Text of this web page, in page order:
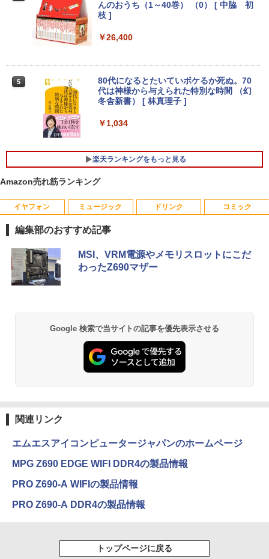
Pad X280/第8世代 Core i5/メモリ:8GB/
SSD:256GB/512GB/1TB/12.5型/Webカ
C/中古 パソコン 中古PC 中古ノートパソ
￥26,800
l N5095 FHD1920*1080IPS液晶 最大メ
ボード/Webカメラ /USB 3.0 /HDMI 5GW
IFI Bluetooth ノートパソコン
￥32,800
5
【マラソンP5倍/10%オフクーポン】中古
10世代 Core i5 メモリ16GB SSD256GB
Bluetooth HDMI カメラ Wi-Fi 15.6イン
チ Windows 11 Pro 送料無料 保証付き
線LAN DVD ドライブ 4K対応 省スペース
中古PC 整備済み品 90日保証 送料無料
￥28,800
4
【全品最大2500円OFFクーポン】【22イ
ンチ 液晶+新品キーボード＆新品無線マ
ウスセット】HP EliteDesk 800 G1 SFF
付き Windows11 メモリ8GB/16GB SSD
￥27,999
5
【正規永久版Office付き】NiPoGi ミニp
c Intel N5030 最大3.1Hz mini pc Windo
ws11 Pro 12GB+256GB SSD (4TB拡大
ニパソコン豊富なインターフェース USB
3.2/HDMI 2.0×2 高速2.4G/5GWi-Fi BT4.
2 省電力 小型パソコン
SB ポート/VESAマウント/スピーカー内
蔵/リモコン
￥12,149
4
アイ・オー・データ ワイド液晶ディスプ
レイ 21.5/23.8/27型 1920×1080/アナロ
グRGB HDMI/ブラック/スピーカー：あ
辺フレームレス
スプレイ フルHD(1920x1080) IPSパネル
VA249QGZ [23.8インチ]【PCモニター・
液晶ディスプレイ】【送料無料】
んのおうち（1～40巻） （0） [ 中脇 初
枝 ]
￥26,400
5
80代になるとたいていボケるか死ぬ。70
代は神様から与えられた特別な時間 （幻
冬舎新書） [ 林真理子 ]
￥1,034
楽天ランキングをもっと見る
Amazon売れ筋ランキング
イヤフォン
Anker Soundcore P40i オフホワイト
￥7,990
Anker Soundcore P31i ブラック
￥5,990
【2026年アップグレード版】AOKIMI ワイヤ
レスイヤホン bluetooth イヤホン V12 小型
軽量 ブルートゥースHi-Fi 最大36時間再生 ぶ
るーとゅーす コードレス ENCノイズキャン
学/WEB会議(ホワイト)
ミュージック
BRUCE WAYNE feat. Flo Milli, ATL Jacob
[Explicit]
BRUCE WAYNE feat. Flo Milli, ATL Jacob
￥250
On My Road (Stadium ver.)
￥250
BUGS LIFE
ドリンク
【Amazon.co.jp限定】 い・ろ・は・す 2L P
ET ラベルレス ×8本
by Amazon 天然水 ラベルレス 500ml ×24本
ウォーター ペットボトル 静岡県産 500ミリリ
ットル (Smart Basic)
by Amazon 炭酸水 ラベルレス 500ml ×24本
強炭酸水 ペットボトル 500ミリリットル (Sm
art Basic)
コミック
薬屋のひとりごと 17巻 (デジタル版ビッグガ
ンガンコミックス)
異世界居酒屋「のぶ」(22) (角川コミックス・
￥832
HUNTER×HUNTER モノクロ版 39 (ジャンプ
コミックスDIGITAL)
￥572
スーパーの裏でヤニ吸うふたり 9巻 (デジタル
編集部のおすすめ記事
MSI、VRM電源やメモリスロットにこだ
わったZ690マザー
Google 検索で当サイトの記事を優先表示させる
関連リンク
エムエスアイコンピュータージャパンのホームページ
MPG Z690 EDGE WIFI DDR4の製品情報
PRO Z690-A WIFIの製品情報
PRO Z690-A DDR4の製品情報
トップページに戻る